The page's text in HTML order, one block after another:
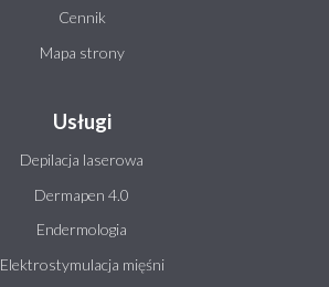
Cennik
Mapa strony
Usługi
Depilacja laserowa
Dermapen 4.0
Endermologia
Elektrostymulacja mięśni